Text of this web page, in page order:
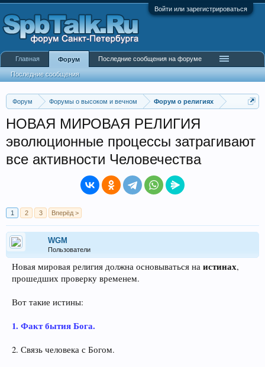
Войти или зарегистрироваться
Форум Форумы о высоком и вечном Форум о религиях
НОВАЯ МИРОВАЯ РЕЛИГИЯ
эволюционные процессы затрагивают
все активности Человечества
1 2 3 Вперёд >
WGM
Пользователи
Новая мировая религия должна основываться на истинах,
прошедших проверку временем.
Вот такие истины:
1. Факт бытия Бога.
2. Связь человека с Богом.
Главная Форум
Последние сообщения
Последние сообщения на форуме